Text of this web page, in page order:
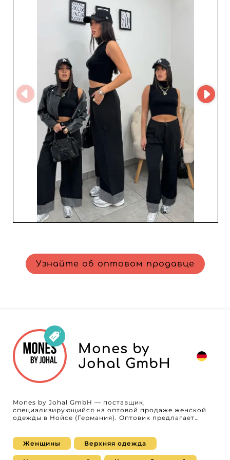
Узнайте об оптовом продавце
Mones by
Johal GmbH
Mones by Johal GmbH — поставщик,
специализирующийся на оптовой продаже женской
одежды в Нойсе (Германия). Оптовик предлагает
(matching sets), разработанные для бутиков,
концепт‑сторов и интернет‑ритейлеров, которые ищут
современную, комфортную и актуальную женскую
Женщины Верхняя одежда